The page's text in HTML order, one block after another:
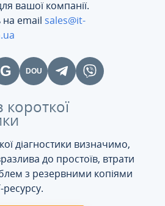
вашої компанії.
на email sales@it-
короткої
діагностики визначимо,
до простоїв, втрати
з резервними копіями
ресурсу.